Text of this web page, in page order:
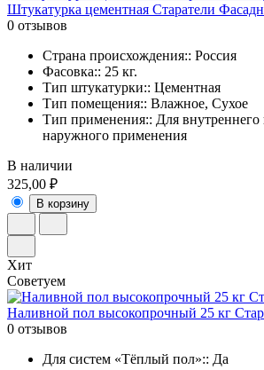
Штукатурка цементная Старатели
0 отзывов
Страна происхождения:: Россия
Фасовка:: 25 кг.
Тип штукатурки:: Цементная
Тип помещения:: Влажное, Сухое
Тип применения:: Для
наружного применения
В наличии
325,00 ₽
В корзину
Хит
Советуем
Наливной пол высокопрочный 25 кг
0 отзывов
Для систем «Тёплый пол»:: Да